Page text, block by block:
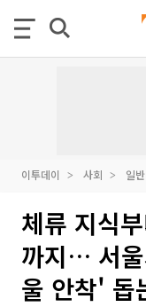
이투데이 사회 일반
체류 지식
까지… 서
울 안착' 돕